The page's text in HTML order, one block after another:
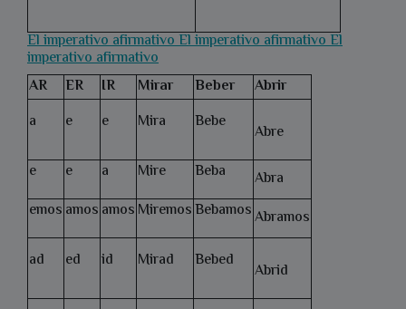
El imperativo afirmativo El imperativo afirmativo El
imperativo afirmativo
AR
ER IR Mirar Beber
Abrir
a
e e Mira Bebe
Abre
e
e a Mire Beba
Abra
emos amos amos MiremosBebamosAbramos
ad
ed id Mirad Bebed Abrid